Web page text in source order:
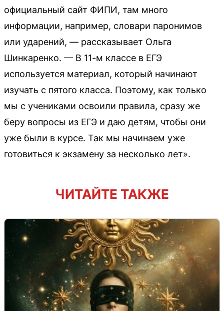
официальный сайт ФИПИ, там много
информации, например, словари паронимов
или ударений, — рассказывает Ольга
Шинкаренко. — В 11-м классе в ЕГЭ
используется материал, который начинают
изучать с пятого класса. Поэтому, как только
мы с учениками освоили правила, сразу же
беру вопросы из ЕГЭ и даю детям, чтобы они
уже были в курсе. Так мы начинаем уже
готовиться к экзамену за несколько лет».
ЧИТАЙТЕ ТАКЖЕ